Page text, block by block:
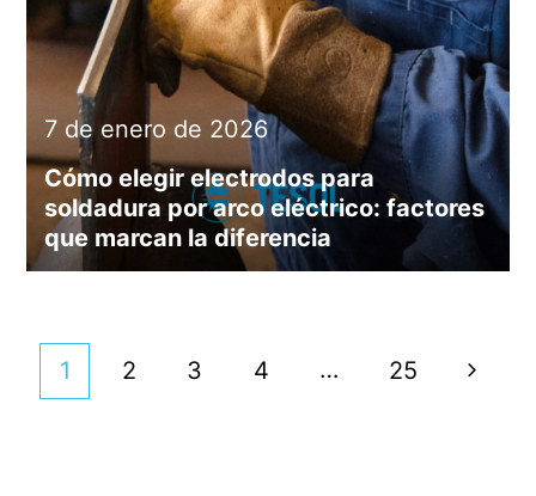
Cómo elegir electrodos para
soldadura por arco eléctrico: factores
que marcan la diferencia
7 de enero de 2026
Page
1 Page
2 Page
3 Page
4 … Page
25